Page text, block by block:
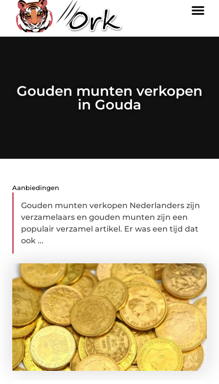
Gouden munten verkopen
in Gouda
Aanbiedingen
Gouden munten verkopen Nederlanders zijn
verzamelaars en gouden munten zijn een
populair verzamel artikel. Er was een tijd dat
ook ...